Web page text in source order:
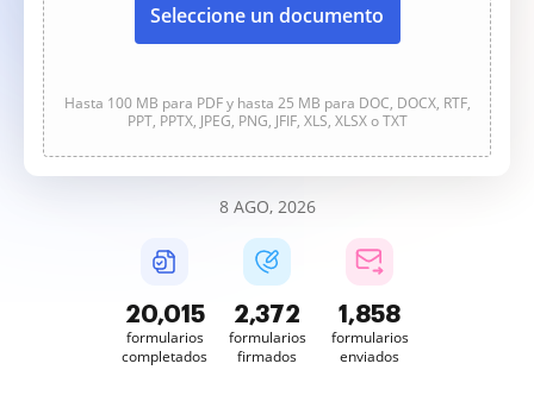
Seleccione un documento
Hasta 100 MB para PDF y hasta 25 MB para DOC, DOCX, RTF,
PPT, PPTX, JPEG, PNG, JFIF, XLS, XLSX o TXT
8 AGO, 2026
20,016
formularios
completados
2,372
formularios
firmados
1,858
formularios
enviados